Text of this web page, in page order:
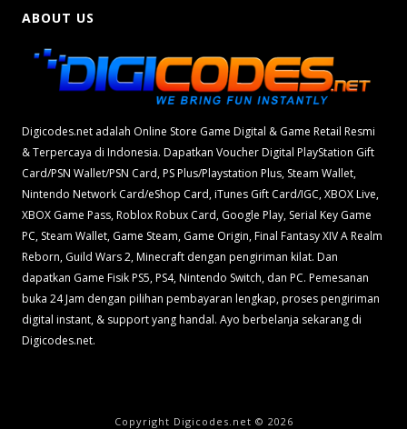
ABOUT US
Digicodes.net adalah Online Store Game Digital & Game Retail Resmi
& Terpercaya di Indonesia. Dapatkan Voucher Digital PlayStation Gift
Card/PSN Wallet/PSN Card, PS Plus/Playstation Plus, Steam Wallet,
Nintendo Network Card/eShop Card, iTunes Gift Card/IGC, XBOX Live,
XBOX Game Pass, Roblox Robux Card, Google Play, Serial Key Game
PC, Steam Wallet, Game Steam, Game Origin, Final Fantasy XIV A Realm
Reborn, Guild Wars 2, Minecraft dengan pengiriman kilat. Dan
dapatkan Game Fisik PS5, PS4, Nintendo Switch, dan PC. Pemesanan
buka 24 Jam dengan pilihan pembayaran lengkap, proses pengiriman
digital instant, & support yang handal. Ayo berbelanja sekarang di
Digicodes.net.
Copyright Digicodes.net © 2026